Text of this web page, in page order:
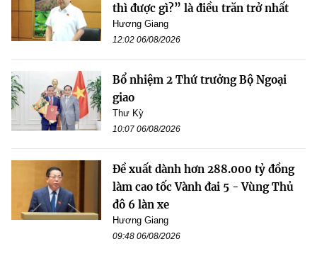
thì được gì?” là điều trăn trở nhất
Hương Giang
12:02 06/08/2026
Bổ nhiệm 2 Thứ trưởng Bộ Ngoại
giao
Thư Kỳ
10:07 06/08/2026
Đề xuất dành hơn 288.000 tỷ đồng
làm cao tốc Vành đai 5 - Vùng Thủ
đô 6 làn xe
Hương Giang
09:48 06/08/2026